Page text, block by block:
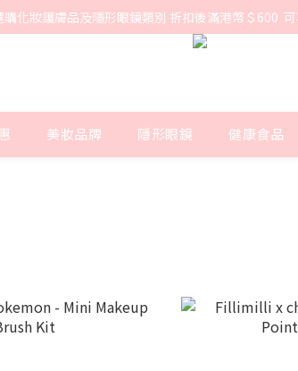
購化妝護膚品及隱形眼鏡類別 折扣後滿港幣＄600
美妝品牌 隱形眼鏡 健康食品